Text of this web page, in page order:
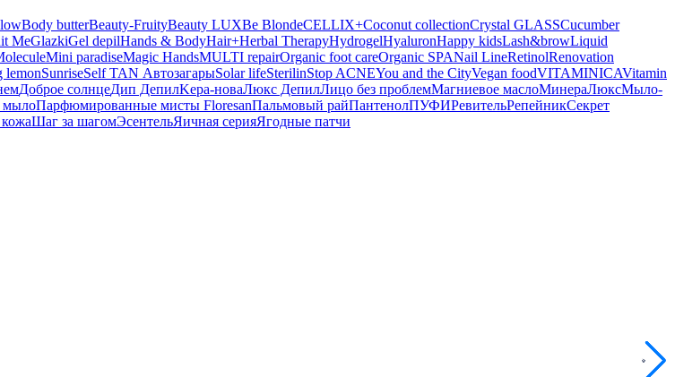
Body butterBeauty-FruityBeauty LUXBe BlondeCELLIX+Coconut collectionCrystal GLASSCucumber
MeGlazkiGel depilHands & BodyHair+Herbal TherapyHydrogelHyaluronHappy kidsLash&browLiquid
Mini paradiseMagic HandsMULTI repairOrganic foot careOrganic SPANail LineRetinolRenovation
lemonSunriseSelf TAN АвтозагарыSolar lifeSterilinStop ACNEYou and the CityVegan foodVITAMINICAVitamin
Доброе солнцеДип ДепилKepa-новаЛюкс ДепилЛицо без проблемМагниевое маслоМинераЛюксМыло-
мылоПарфюмированные мисты FloresanПальмовый райПантенолПУФИРевительРепейникСекрет
Шаг за шагомЭсентельЯичная серияЯгодные патчи